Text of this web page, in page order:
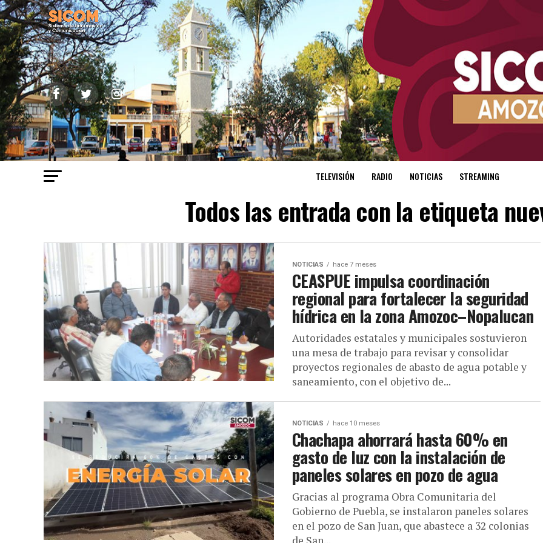
TELEVISIÓN RADIO NOTICIAS STREAMING
Todos las entrada con la etiqueta
NOTICIAS hace 7 meses
CEASPUE impulsa coordinación
regional para fortalecer la seguridad
hídrica en la zona Amozoc–Nopalucan
Autoridades estatales y municipales sostuvieron
una mesa de trabajo para revisar y consolidar
proyectos regionales de abasto de agua potable y
saneamiento, con el objetivo de...
NOTICIAS hace 10 meses
Chachapa ahorrará hasta 60% en
gasto de luz con la instalación de
paneles solares en pozo de agua
Gracias al programa Obra Comunitaria del
Gobierno de Puebla, se instalaron paneles solares
en el pozo de San Juan, que abastece a 32 colonias